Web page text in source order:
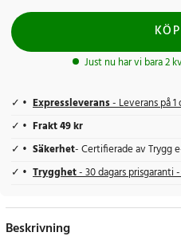
Just nu har vi bara 2
Expressleverans- Leverans på 1
Frakt 49 kr
Säkerhet- Certifierade av Trygg
Trygghet- 30 dagars prisgaranti
Beskrivning